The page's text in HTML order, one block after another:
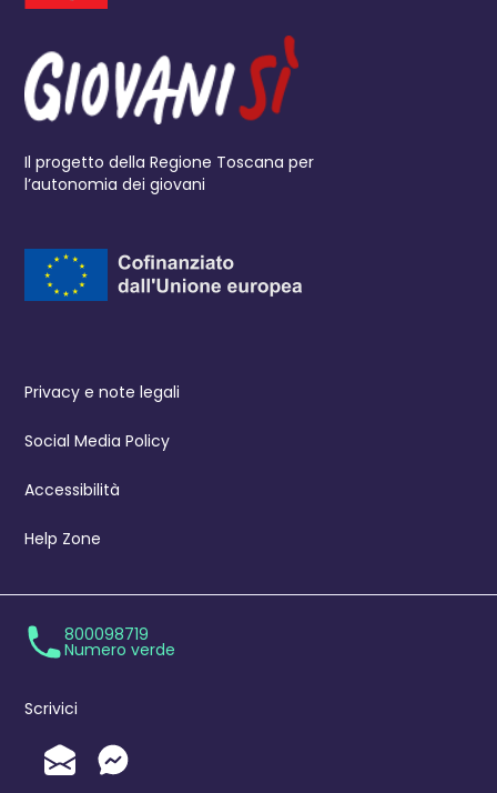
Il progetto della Regione Toscana per
l’autonomia dei giovani
Privacy e note legali
Social Media Policy
Accessibilità
Help Zone
800098719
Numero verde
Scrivici
Invia un'Email
Messenger